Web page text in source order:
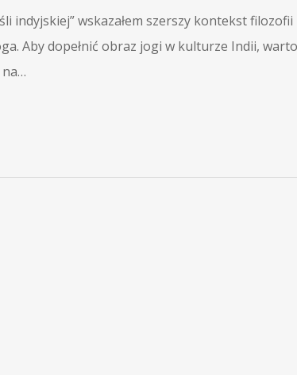
indyjskiej” wskazałem szerszy kontekst
Aby dopełnić obraz jogi w kulturze Indii,
na…